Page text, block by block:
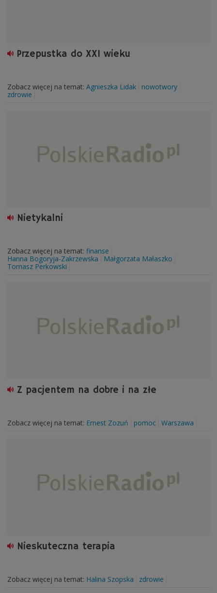
Przepustka do XXI wieku
Zobacz więcej na temat: Agnieszka Lidak
nowotwory
zdrowie
Nietykalni
Zobacz więcej na temat: finanse
Hanna Bogoryja-Zakrzewska
Małgorzata Małaszko
Tomasz Perkowski
Z pacjentem na dobre i na złe
Zobacz więcej na temat: Ernest Zozuń pomoc Warszawa
Nieskuteczna terapia
Zobacz więcej na temat: Halina Szopska zdrowie